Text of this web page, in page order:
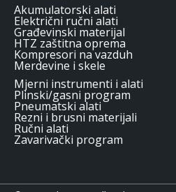
Akumulatorski alati
Električni ručni alati
Građevinski materijal
HTZ zaštitna oprema
Kompresori na vazduh
Merdevine i skele
Mjerni instrumenti i alati
Plinski/gasni program
Pneumatski alati
Rezni i brusni materijali
Ručni alati
Zavarivački program